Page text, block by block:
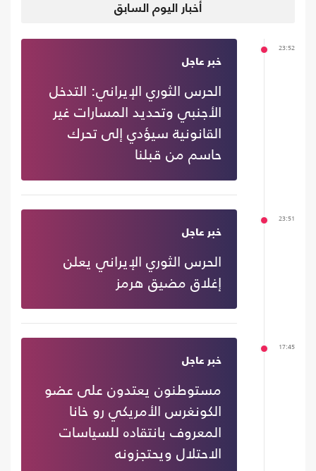
أخبار اليوم السابق
23:52
خبر عاجل
الحرس الثوري الإيراني: التدخل
الأجنبي وتحديد المسارات غير
القانونية سيؤدي إلى تحرك
حاسم من قبلنا
23:51
خبر عاجل
الحرس الثوري الإيراني يعلن
إغلاق مضيق هرمز
17:45
خبر عاجل
مستوطنون يعتدون على عضو
الكونغرس الأمريكي رو خانا
المعروف بانتقاده للسياسات
الاحتلال ويحتجزونه